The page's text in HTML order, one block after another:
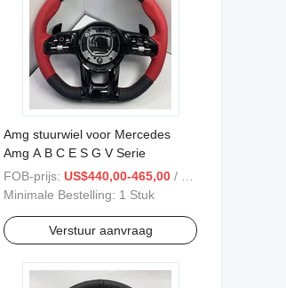
Amg stuurwiel voor Mercedes
Amg A B C E S G V Serie
FOB-prijs: US$440,00-465,00 / Stuk
Minimale Bestelling: 1 Stuk
Verstuur aanvraag